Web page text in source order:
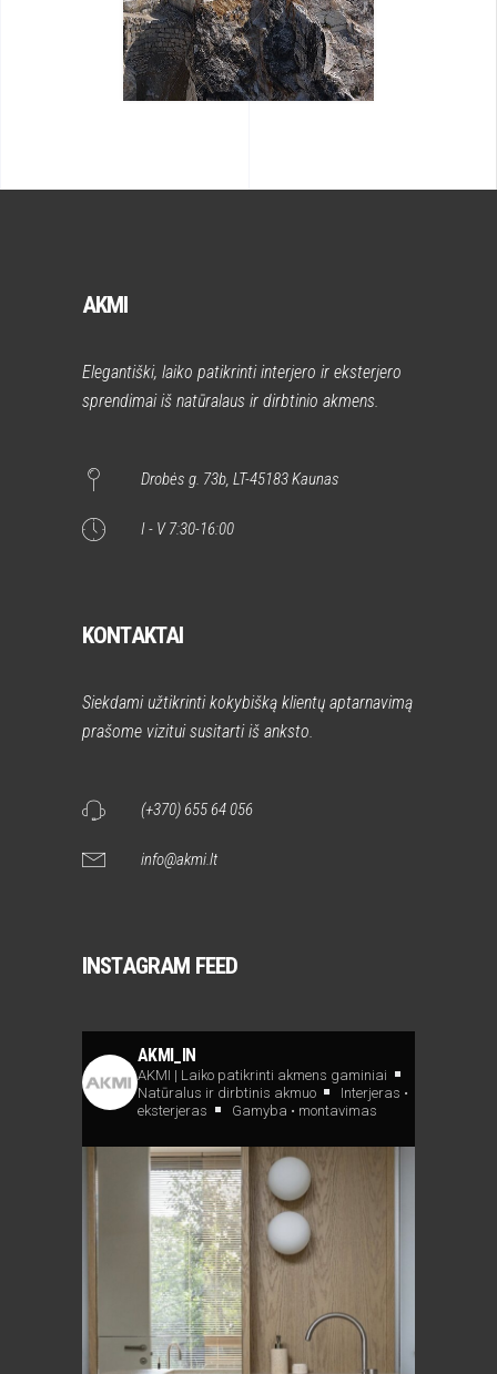
AKMI
Elegantiški, laiko patikrinti interjero ir eksterjero
sprendimai iš natūralaus ir dirbtinio akmens.
Drobės g. 73b, LT-45183 Kaunas
I - V 7:30-16:00
KONTAKTAI
Siekdami užtikrinti kokybišką klientų aptarnavimą
prašome vizitui susitarti iš anksto.
(+370) 655 64 056
info@akmi.lt
INSTAGRAM FEED
AKMI_IN
AKMI | Laiko patikrinti akmens gaminiai
Natūralus ir dirbtinis akmuo
Interjeras •
eksterjeras
Gamyba • montavimas